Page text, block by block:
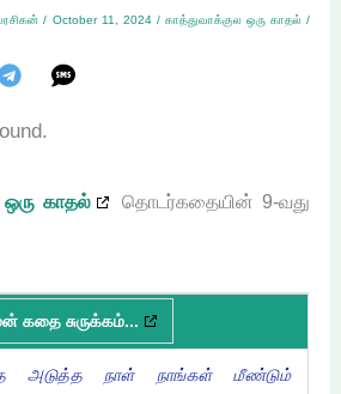
/ October 11, 2024 / காத்துவாக்குல ஒரு காதல்/
ஒரு காதல்
தொடர்கதையின் 9-வது
கதை சுருக்கம்...
அடுத்த நாள் நாங்கள் மீண்டும்